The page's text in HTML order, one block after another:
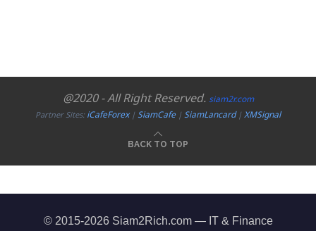
@2020 - All Right Reserved. siam2r.com
Partner Sites:iCafeForex|SiamCafe|SiamLancard|XMSignal
BACK TO TOP
© 2015-2026 Siam2Rich.com — IT & Finance